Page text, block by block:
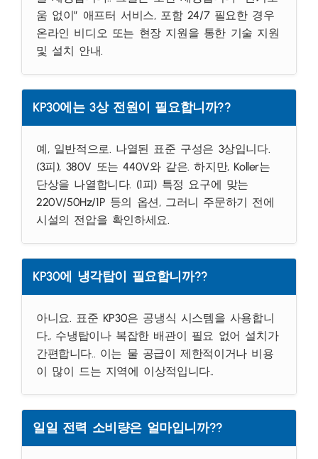
움 없이” 애프터 서비스, 포함 24/7 필요한 경우
온라인 비디오 또는 현장 지원을 통한 기술 지원
및 설치 안내.
KP30에는 3상 전원이 필요합니까??
예, 일반적으로. 나열된 표준 구성은 3상입니다.
(3피), 380V 또는 440V와 같은. 하지만, Koller는
단상을 나열합니다. (1피) 특정 요구에 맞는
220V/50Hz/1P 등의 옵션, 그러니 주문하기 전에
시설의 전압을 확인하세요.
KP30에 냉각탑이 필요합니까??
아니요. 표준 KP30은 공냉식 시스템을 사용합니
다., 수냉탑이나 복잡한 배관이 필요 없어 설치가
간편합니다.. 이는 물 공급이 제한적이거나 비용
이 많이 드는 지역에 이상적입니다..
일일 전력 소비량은 얼마입니까??